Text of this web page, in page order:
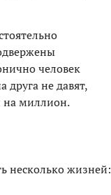
человек
не давят,
на миллион.
несколько жизней: